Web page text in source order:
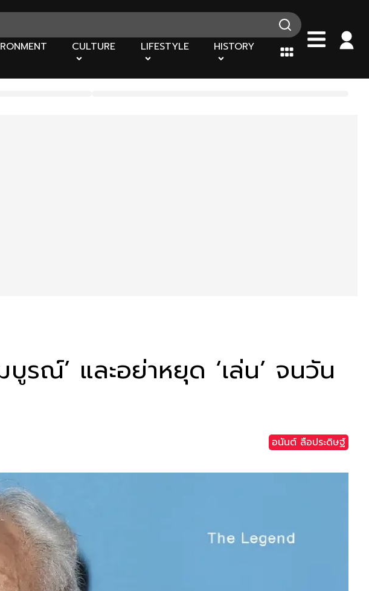
CULTURE LIFESTYLE HISTORY
รณ์’ และอย่าหยุด ‘เล่น’ จนวัน
อนันต์ ลือประดิษฐ์